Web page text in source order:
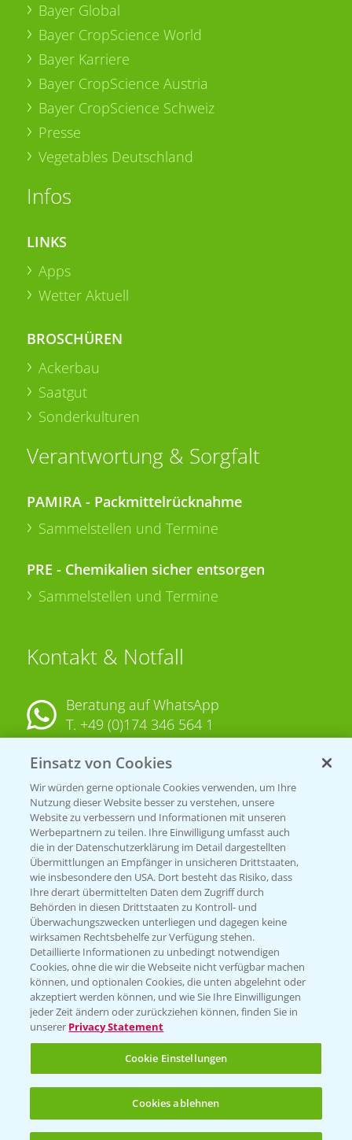
Bayer Global
Bayer CropScience World
Bayer Karriere
Bayer CropScience Austria
Bayer CropScience Schweiz
Presse
Vegetables Deutschland
Infos
LINKS
Apps
Wetter Aktuell
BROSCHÜREN
Ackerbau
Saatgut
Sonderkulturen
Verantwortung & Sorgfalt
PAMIRA - Packmittelrücknahme
Sammelstellen und Termine
PRE - Chemikalien sicher entsorgen
Sammelstellen und Termine
Kontakt & Notfall
Beratung auf WhatsApp
T. +49 (0)174 346 564 1
KONTAKT
Hilfe in Notfällen
T.+49 (0)214/30-20220
Folgen Sie uns
Allgemeine Nutzungsbedingungen
Datenschutzerklärung
Impressum
Gebrauchshinweise
Einsatz von Cookies
Wir würden gerne optionale Cookies verwenden, um Ihre
Nutzung dieser Website besser zu verstehen, unsere
Website zu verbessern und Informationen mit unseren
Werbepartnern zu teilen. Ihre Einwilligung umfasst auch
die in der Datenschutzerklärung im Detail dargestellten
Übermittlungen an Empfänger in unsicheren Drittstaaten,
wie insbesondere den USA. Dort besteht das Risiko, dass
Ihre derart übermittelten Daten dem Zugriff durch
Behörden in diesen Drittstaaten zu Kontroll- und
Überwachungszwecken unterliegen und dagegen keine
wirksamen Rechtsbehelfe zur Verfügung stehen.
Detaillierte Informationen zu unbedingt notwendigen
Cookies, ohne die wir die Webseite nicht verfügbar machen
können, und optionalen Cookies, die unten abgelehnt oder
akzeptiert werden können, und wie Sie Ihre Einwilligungen
jeder Zeit ändern oder zurückziehen können, finden Sie in
unserer Privacy Statement
Cookie Einstellungen
Cookies ablehnen